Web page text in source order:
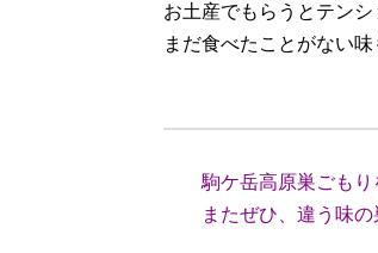
お土産でもらうとテン
まだ食べたことがない
（長
駒ケ岳高原巣ごもり
またぜひ、違う味の